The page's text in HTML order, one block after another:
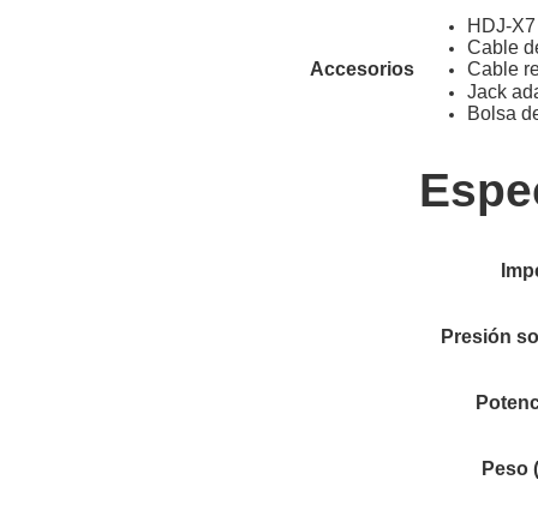
Accesorios
HDJ-X7
Cable
Cable
Jack
Bolsa
Presión
Peso